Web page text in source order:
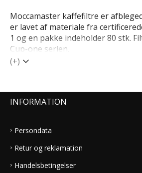
Moccamaster kaffefiltre er
er lavet af materiale fra
1 og en pakke indeholder 80 stk.
Cup-one serien.
(+)
INFORMATION
Persondata
Retur og reklamation
Handelsbetingelser